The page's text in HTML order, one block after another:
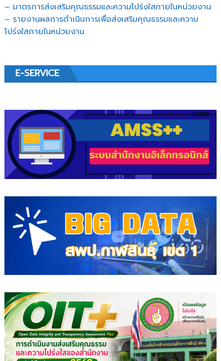
– มาตรการส่งเสริมคุณธรรมและความโปร่งใสภายในหน่วยงาน
– รายงานผลการดำเนินการเพื่อส่งเสริมคุณธรรมและความ
โปร่งใสภายในหน่วยงาน
E-SERVICE